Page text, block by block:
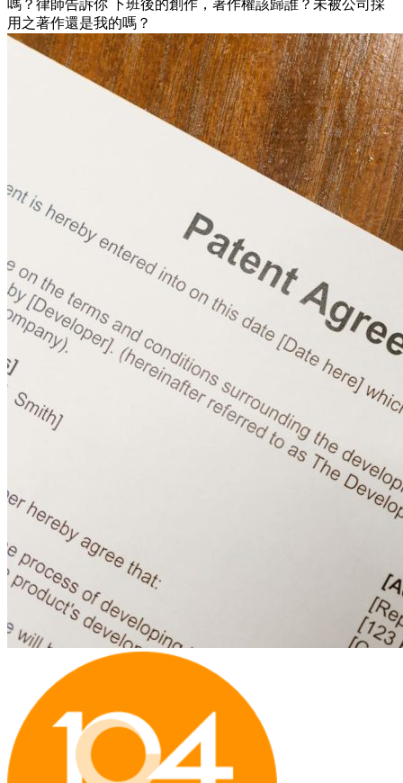
嗎？律師告訴你 下班後的創作，著作權該歸誰？未被公司採
用之著作還是我的嗎？